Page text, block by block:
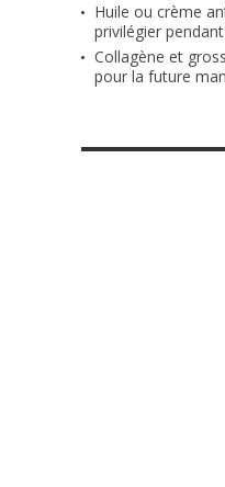
Huile ou crème
privilégier
Collagène et
pour la future